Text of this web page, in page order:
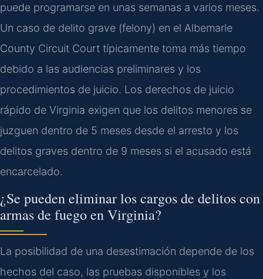
puede programarse en unas semanas a varios meses.
Un caso de delito grave (felony) en el Albemarle
County Circuit Court típicamente toma más tiempo
debido a las audiencias preliminares y los
procedimientos de juicio. Los derechos de juicio
rápido de Virginia exigen que los delitos menores se
juzguen dentro de 5 meses desde el arresto y los
delitos graves dentro de 9 meses si el acusado está
encarcelado.
¿Se pueden eliminar los cargos de delitos con
armas de fuego en Virginia?
La posibilidad de una desestimación depende de los
hechos del caso, las pruebas disponibles y los